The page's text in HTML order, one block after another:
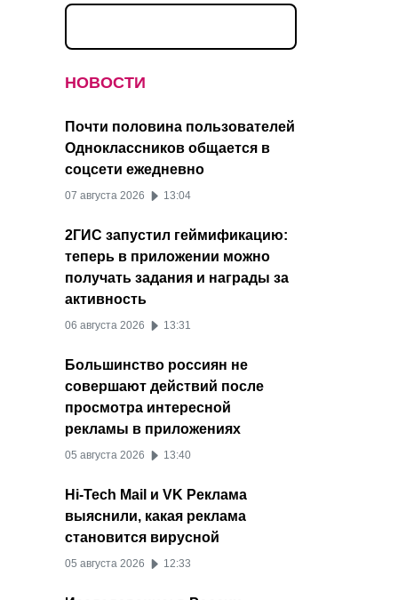
НОВОСТИ
Почти половина пользователей
Одноклассников общается в
соцсети ежедневно
07 августа 2026 13:04
2ГИС запустил геймификацию:
теперь в приложении можно
получать задания и награды за
активность
06 августа 2026 13:31
Большинство россиян не
совершают действий после
просмотра интересной
рекламы в приложениях
05 августа 2026 13:40
Hi-Tech Mail и VK Реклама
выяснили, какая реклама
становится вирусной
05 августа 2026 12:33